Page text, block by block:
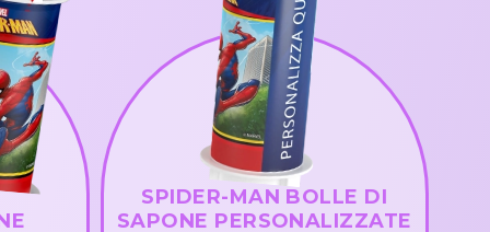
SPIDER-MAN BOLLE DI
SAPONE PERSONALIZZATE